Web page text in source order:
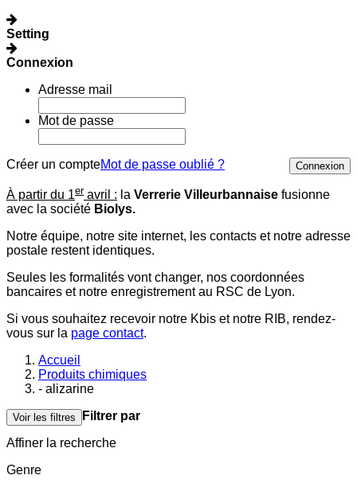
Setting
Connexion
Adresse mail
Mot de passe
Créer un compte Connexion
Mot de passe oublié ?
À partir du 1er avril : la Verrerie Villeurbannaise fusionne
avec la société Biolys.
Notre équipe, notre site internet, les contacts et notre adresse
postale restent identiques.
Seules les formalités vont changer, nos coordonnées
bancaires et notre enregistrement au RSC de Lyon.
Si vous souhaitez recevoir notre Kbis et notre RIB, rendez-
vous sur la page contact.
Accueil
Produits chimiques
- alizarine
Voir les filtres
Filtrer par
Affiner la recherche
Genre